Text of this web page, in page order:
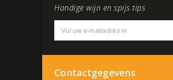
Handige wijn en spijs tips
Contactgegevens